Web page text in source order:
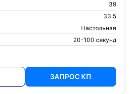
39
33.5
Настольная
20-100 секунд
ЗАПРОС КП